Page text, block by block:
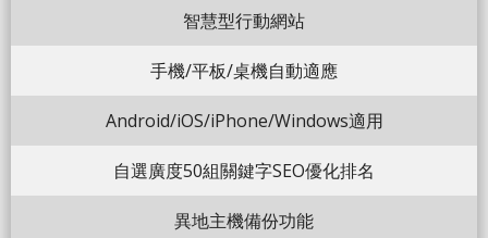
智慧型行動網站
手機/平板/桌機自動適應
Android/iOS/iPhone/Windows適用
自選廣度50組關鍵字SEO優化排名
異地主機備份功能